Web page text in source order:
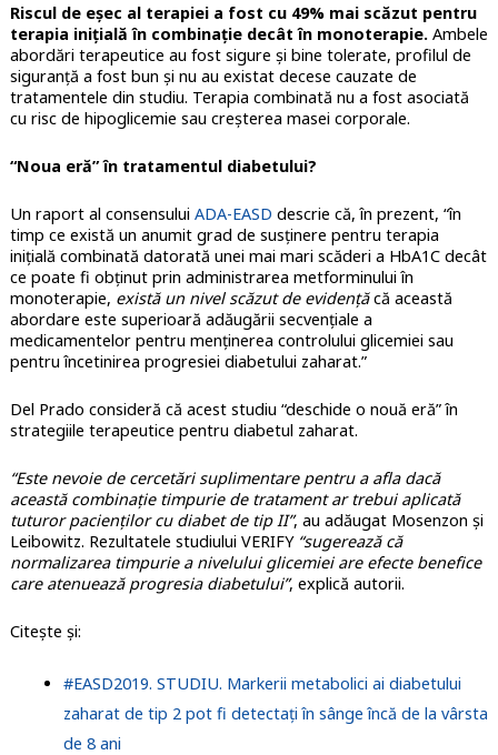
Riscul de eşec al terapiei a fost cu 49% mai scăzut pentru
terapia iniţială în combinaţie decât în monoterapie.Ambele
abordări terapeutice au fost sigure şi bine tolerate, profilul de
siguranță a fost bun şi nu au existat decese cauzate de
tratamentele din studiu. Terapia combinată nu a fost asociată
cu risc de hipoglicemie sau creşterea masei corporale.
“Noua eră” în tratamentul diabetului?
Un raport al consensului ADA-EASD descrie că, în prezent, “în
timp ce există un anumit grad de susţinere pentru terapia
iniţială combinată datorată unei mai mari scăderi a HbA1C decât
ce poate fi obţinut prin administrarea metforminului în
monoterapie, există un nivel scăzut de evidenţăcă această
abordare este superioară adăugării secvenţiale a
medicamentelor pentru menţinerea controlului glicemiei sau
pentru încetinirea progresiei diabetului zaharat.”
Del Prado consideră că acest studiu “deschide o nouă eră” în
strategiile terapeutice pentru diabetul zaharat.
“Este nevoie de cercetări suplimentare pentru a afla dacă
această combinaţie timpurie de tratament ar trebui aplicată
tuturor pacienţilor cu diabet de tip II”, au adăugat Mosenzon şi
Leibowitz. Rezultatele studiului VERIFY“sugerează că
normalizarea timpurie a nivelului glicemiei are efecte benefice
care atenuează progresia diabetului”, explică autorii.
Citeşte şi:
#EASD2019. STUDIU. Markerii metabolici ai diabetului
zaharat de tip 2 pot fi detectați în sânge încă de la vârsta
de 8 ani